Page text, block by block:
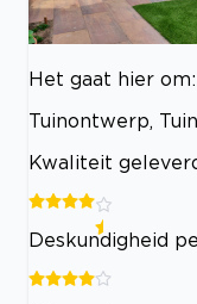
Het gaat hier om:
Tuinontwerp,
Kwaliteit
Deskundigheid